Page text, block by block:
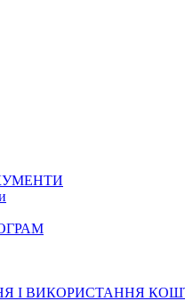
І ВИКОРИСТАННЯ